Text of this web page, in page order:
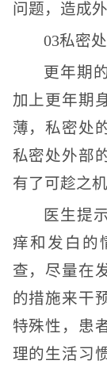
问题，造成
03私密
更年期
加上更年期
薄，私密处
私密处外部
有了可趁之机
医生提
痒和发白的
查，尽量在
的措施来干
特殊性，患
理的生活习